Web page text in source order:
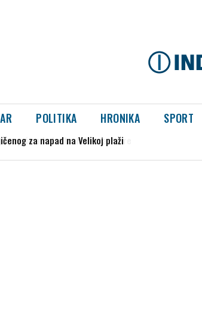
POLITIKA HRONIKA SPORT
katastrofalne razmere